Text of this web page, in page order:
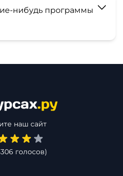
нибудь программы
наш сайт
голосов)